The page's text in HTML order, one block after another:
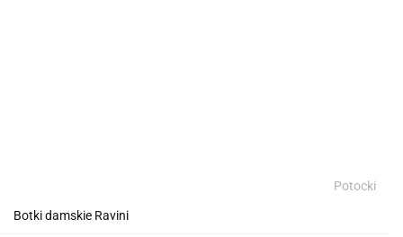
Potocki
Botki damskie Ravini